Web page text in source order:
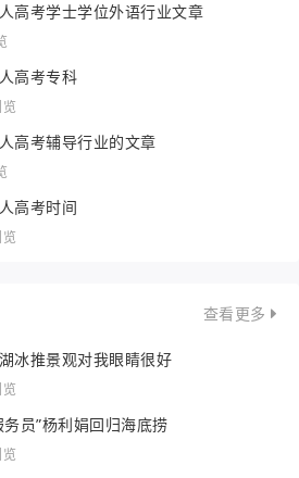
高考学士学位外语行业文章
高考专科
高考辅导行业的文章
高考时间
查看更多
冰推景观对我眼睛很好
务员”杨利娟回归海底捞